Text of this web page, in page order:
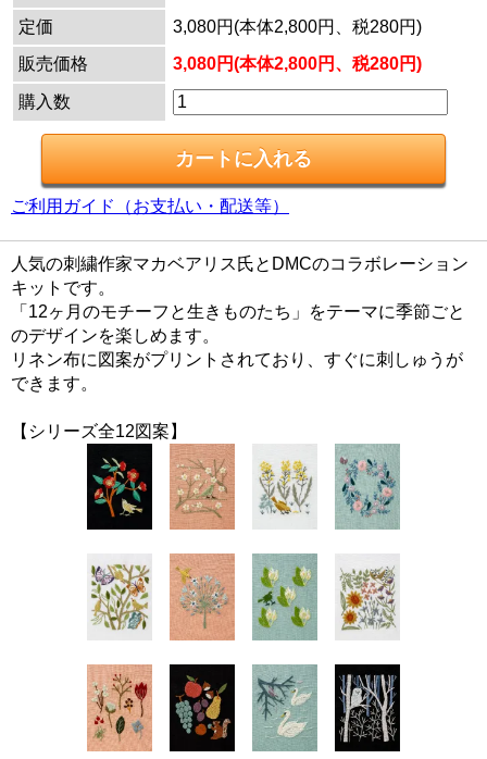
定価
3,080円(本体2,800円、税280円)
販売価格
3,080円(本体2,800円、税280円)
購入数
ご利用ガイド（お支払い・配送等）
人気の刺繍作家マカベアリス氏とDMCのコラボレーション
キットです。
「12ヶ月のモチーフと生きものたち」をテーマに季節ごと
のデザインを楽しめます。
リネン布に図案がプリントされており、すぐに刺しゅうが
できます。
【シリーズ全12図案】